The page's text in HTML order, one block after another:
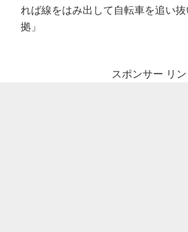
れば線をはみ出して自転車を追い
拠」
スポンサー リン